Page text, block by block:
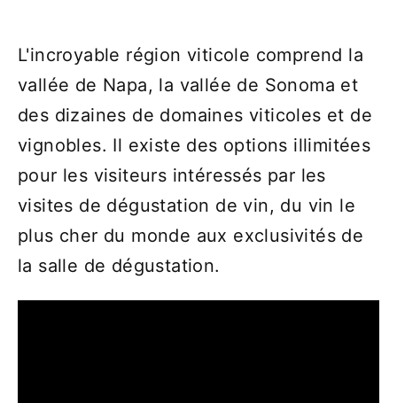
L'incroyable région viticole comprend la
vallée de Napa, la vallée de Sonoma et
des dizaines de domaines viticoles et de
vignobles. Il existe des options illimitées
pour les visiteurs intéressés par les
visites de dégustation de vin, du vin le
plus cher du monde aux exclusivités de
la salle de dégustation.